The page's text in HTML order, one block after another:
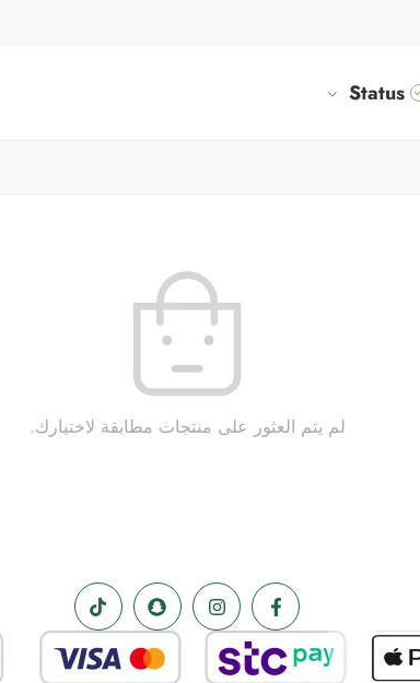
Status
لم يتم العثور على منتجات مطابقة لاختيارك.